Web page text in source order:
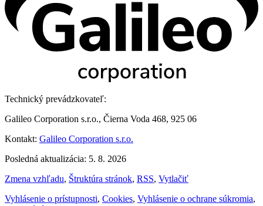
Technický prevádzkovateľ:
Galileo Corporation s.r.o., Čierna Voda 468, 925 06
Kontakt: Galileo Corporation s.r.o.
Posledná aktualizácia: 5. 8. 2026
Zmena vzhľadu, Štruktúra stránok, RSS, Vytlačiť
Vyhlásenie o prístupnosti, Cookies, Vyhlásenie o ochrane súkromia,